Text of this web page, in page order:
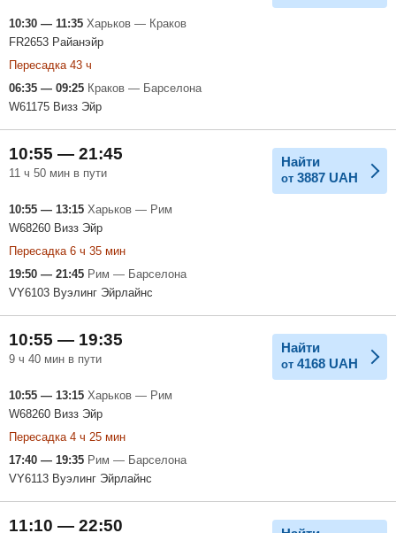
10:30 — 11:35 Харьков — Краков
FR2653 Райанэйр
Пересадка 43 ч
06:35 — 09:25 Краков — Барселона
W61175 Визз Эйр
10:55 — 21:45
11 ч 50 мин в пути
Найти
от 3887 UAH
10:55 — 13:15 Харьков — Рим
W68260 Визз Эйр
Пересадка 6 ч 35 мин
19:50 — 21:45 Рим — Барселона
VY6103 Вуэлинг Эйрлайнс
10:55 — 19:35
9 ч 40 мин в пути
Найти
от 4168 UAH
10:55 — 13:15 Харьков — Рим
W68260 Визз Эйр
Пересадка 4 ч 25 мин
17:40 — 19:35 Рим — Барселона
VY6113 Вуэлинг Эйрлайнс
11:10 — 22:50